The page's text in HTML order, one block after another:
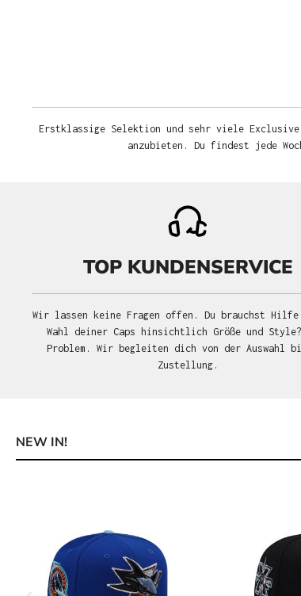
Erstklassige Selektion und sehr viele Exclusive
anzubieten. Du findest jede
TOP KUNDENSERVICE
Wir lassen keine Fragen offen. Du brauchst
Wahl deiner Caps hinsichtlich Größe und
Problem. Wir begleiten dich von der Auswahl
Zustellung.
NEW IN!